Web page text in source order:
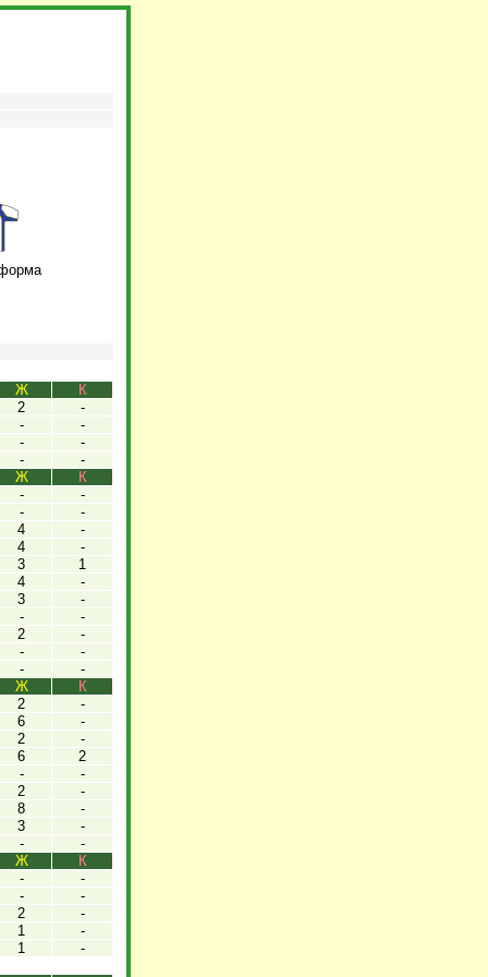
Ж
К
2
-
-
-
-
-
-
-
Ж
К
-
-
-
-
4
-
4
-
3
1
4
-
3
-
-
-
2
-
-
-
-
-
Ж
К
2
-
6
-
2
-
6
2
-
-
2
-
8
-
3
-
-
-
Ж
К
-
-
-
-
2
-
1
-
1 -